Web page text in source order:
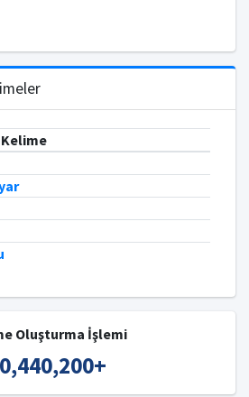
Kelime
Oluşturma İşlemi
+